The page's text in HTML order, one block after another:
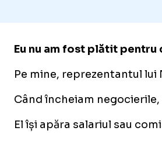
Eu nu am fost plătit
Pe mine, reprezentantul
Când încheiam
El își apăra salariul sau